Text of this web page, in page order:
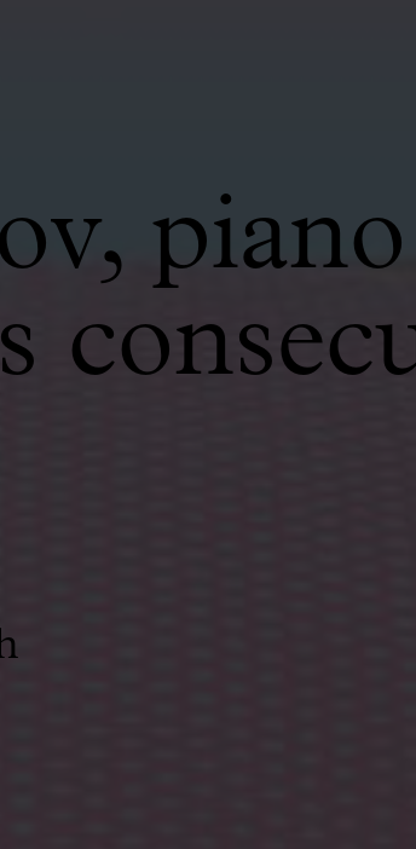
piano